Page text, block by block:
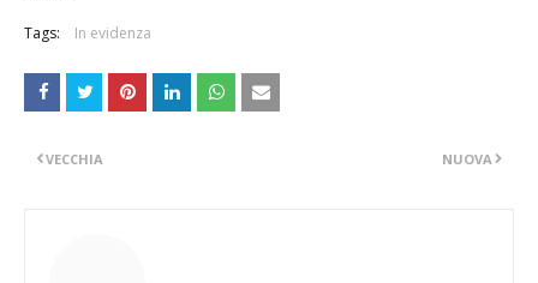
Tags: In evidenza
NUOVA
VECCHIA